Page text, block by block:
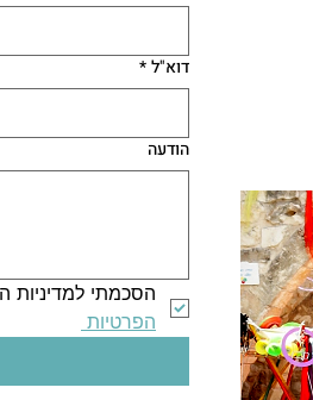
דוא"ל*
הודעה
הסכמתי למדיניות
הפרטיות